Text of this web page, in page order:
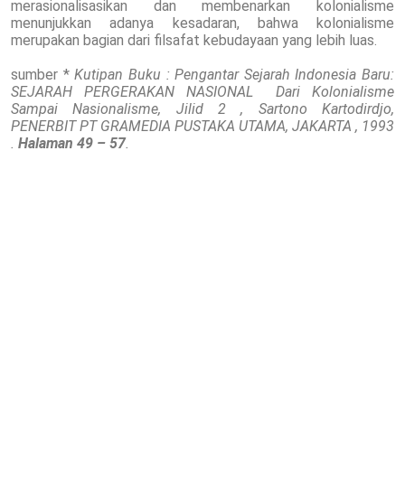
merasionalisasikan dan membenarkan kolonialisme
menunjukkan adanya kesadaran, bahwa kolonialisme
merupakan bagian dari filsafat kebudayaan yang lebih luas.
sumber *Kutipan Buku : Pengantar Sejarah Indonesia Baru:
SEJARAH PERGERAKAN NASIONAL Dari Kolonialisme
Sampai Nasionalisme, Jilid 2 , Sartono Kartodirdjo,
PENERBIT PT GRAMEDIA PUSTAKA UTAMA, JAKARTA , 1993
. Halaman 49 – 57.